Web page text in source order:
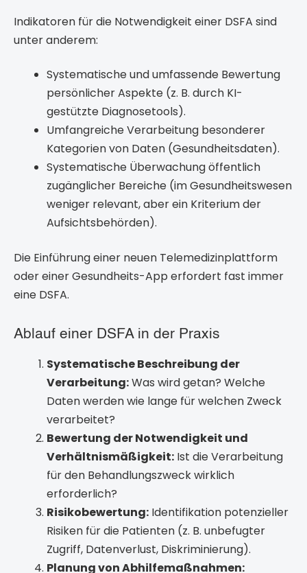
Indikatoren für die Notwendigkeit einer DSFA sind
unter anderem:
Systematische und umfassende Bewertung
persönlicher Aspekte (z. B. durch KI-
gestützte Diagnosetools).
Umfangreiche Verarbeitung besonderer
Kategorien von Daten (Gesundheitsdaten).
Systematische Überwachung öffentlich
zugänglicher Bereiche (im Gesundheitswesen
weniger relevant, aber ein Kriterium der
Aufsichtsbehörden).
Die Einführung einer neuen Telemedizinplattform
oder einer Gesundheits-App erfordert fast immer
eine DSFA.
Ablauf einer DSFA in der Praxis
Systematische Beschreibung der
Verarbeitung:Was wird getan? Welche
Daten werden wie lange für welchen Zweck
verarbeitet?
Bewertung der Notwendigkeit und
Verhältnismäßigkeit: Ist die Verarbeitung
für den Behandlungszweck wirklich
erforderlich?
Risikobewertung: Identifikation potenzieller
Risiken für die Patienten (z. B. unbefugter
Zugriff, Datenverlust, Diskriminierung).
Planung von Abhilfemaßnahmen: